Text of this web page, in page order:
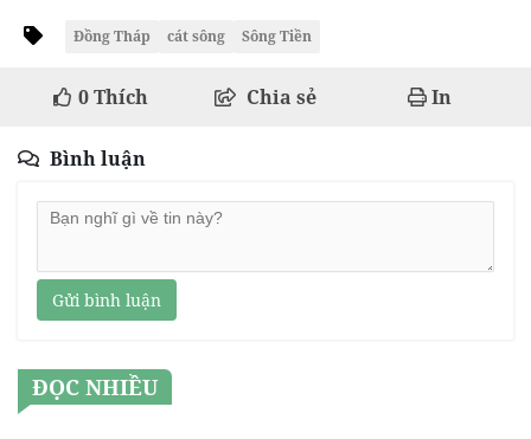
Đồng Tháp cát sông Sông Tiền
0Thích Chia sẻ In
Bình luận
Gửi bình luận
ĐỌC NHIỀU